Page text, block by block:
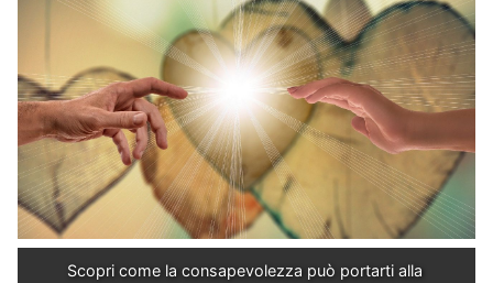
Scopri come la consapevolezza può portarti alla